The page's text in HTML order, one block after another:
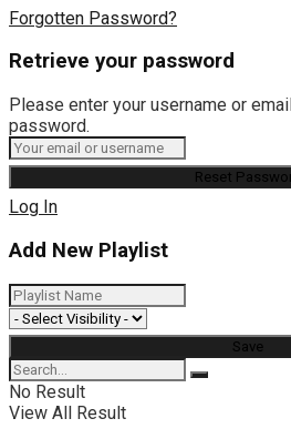
Forgotten Password?
Retrieve your password
Please enter your username or
password.
Log In
Add New Playlist
No Result
View All Result